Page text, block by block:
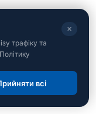
✕
трафіку та
всі